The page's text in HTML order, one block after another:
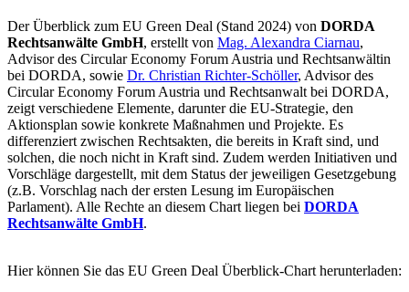
Der Überblick zum EU Green Deal (Stand 2024) von DORDA
Rechtsanwälte GmbH, erstellt von Mag. Alexandra Ciarnau,
Advisor des Circular Economy Forum Austria und Rechtsanwältin
bei DORDA, sowie Dr. Christian Richter-Schöller, Advisor des
Circular Economy Forum Austria und Rechtsanwalt bei DORDA,
zeigt verschiedene Elemente, darunter die EU-Strategie, den
Aktionsplan sowie konkrete Maßnahmen und Projekte. Es
differenziert zwischen Rechtsakten, die bereits in Kraft sind, und
solchen, die noch nicht in Kraft sind. Zudem werden Initiativen und
Vorschläge dargestellt, mit dem Status der jeweiligen Gesetzgebung
(z.B. Vorschlag nach der ersten Lesung im Europäischen
Parlament). Alle Rechte an diesem Chart liegen bei DORDA
Rechtsanwälte GmbH.
Hier können Sie das EU Green Deal Überblick-Chart herunterladen: